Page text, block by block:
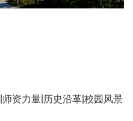
师资力量 历史沿革 校园风景